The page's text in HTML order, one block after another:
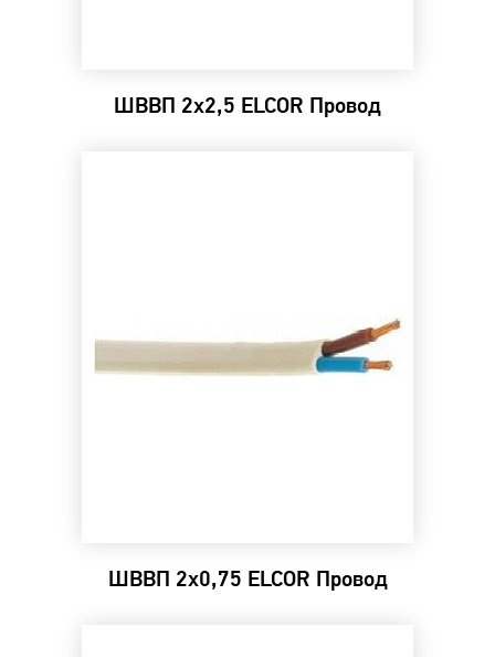
ШВВП 2х2,5 ELCOR Провод
ШВВП 2х0,75 ELCOR Провод